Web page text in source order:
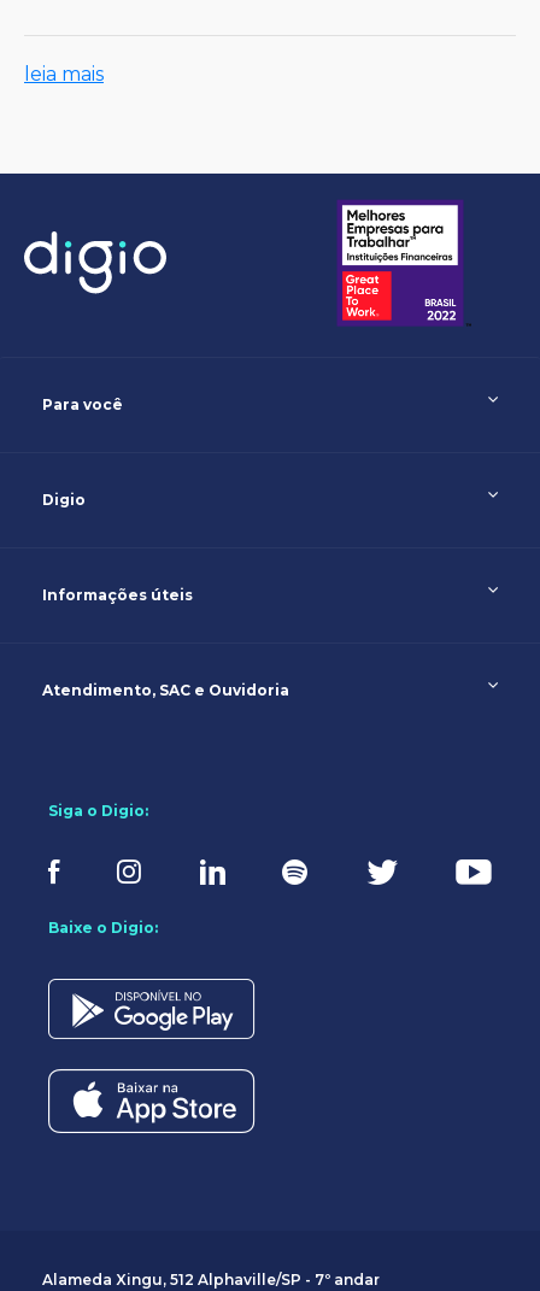
leia mais
Para você
Digio
Informações úteis
Atendimento, SAC e Ouvidoria
Siga o Digio:
Baixe o Digio:
Alameda Xingu, 512 Alphaville/SP - 7º andar